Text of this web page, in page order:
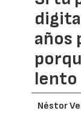
años
lento
Néstor